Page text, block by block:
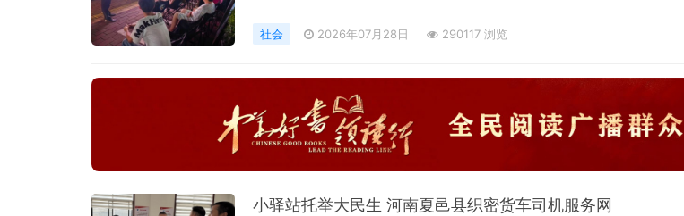
社会 2026年07月28日 290117 浏览
小驿站托举大民生 河南夏邑县织密货车司机服务网